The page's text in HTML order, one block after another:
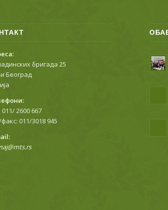
бригада 25
Београд
011/ 2600 667
011/3018 945